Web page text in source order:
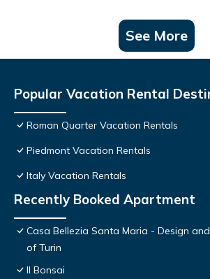
See More
Popular Vacation Rental
Roman Quarter Vacation Rentals
Piedmont Vacation Rentals
Italy Vacation Rentals
Recently Booked Apartment
Casa Bellezia Santa Maria - Design
of Turin
Il Bonsai